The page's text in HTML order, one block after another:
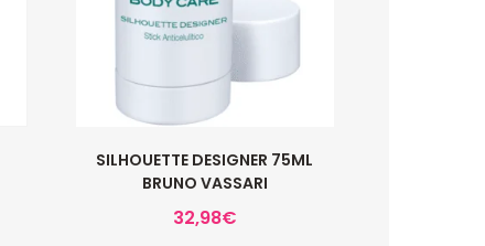
SILHOUETTE DESIGNER 75ML
BRUNO VASSARI
32,98€